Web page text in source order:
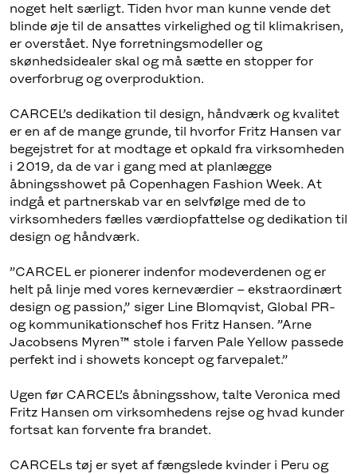
noget helt særligt. Tiden hvor man kunne vende det
blinde øje til de ansattes virkelighed og til klimakrisen,
er overstået. Nye forretningsmodeller og
skønhedsidealer skal og må sætte en stopper for
overforbrug og overproduktion.
CARCEL’s dedikation til design, håndværk og kvalitet
er en af de mange grunde, til hvorfor Fritz Hansen var
begejstret for at modtage et opkald fra virksomheden
i 2019, da de var i gang med at planlægge
åbningsshowet på Copenhagen Fashion Week. At
indgå et partnerskab var en selvfølge med de to
virksomheders fælles værdiopfattelse og dedikation til
design og håndværk.
”CARCEL er pionerer indenfor modeverdenen og er
helt på linje med vores kerneværdier – ekstraordinært
design og passion,” siger Line Blomqvist, Global PR-
og kommunikationschef hos Fritz Hansen. ”Arne
Jacobsens Myren™ stole i farven Pale Yellow passede
perfekt ind i showets koncept og farvepalet.”
Ugen før CARCEL’s åbningsshow, talte Veronica med
Fritz Hansen om virksomhedens rejse og hvad kunder
fortsat kan forvente fra brandet.
CARCELs tøj er syet af fængslede kvinder i Peru og